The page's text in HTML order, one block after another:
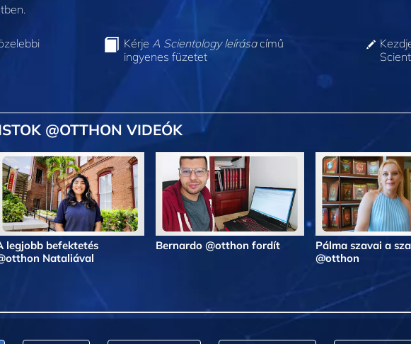
Kérje A Scientology leírásacímű
ingyenes füzetet
@OTTHON VIDEÓK
legjobb befektetés
Nataliával
Bernardo @otthon fordít
Pálma szavai a
@otthon